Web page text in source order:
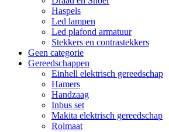
Haspels
Led lampen
Led plafond armatuur
Stekkers en contrastekkers
Geen categorie
Gereedschappen
Einhell elektrisch gereedschap
Hamers
Handzaag
Inbus set
Makita elektrisch gereedschap
Rolmaat